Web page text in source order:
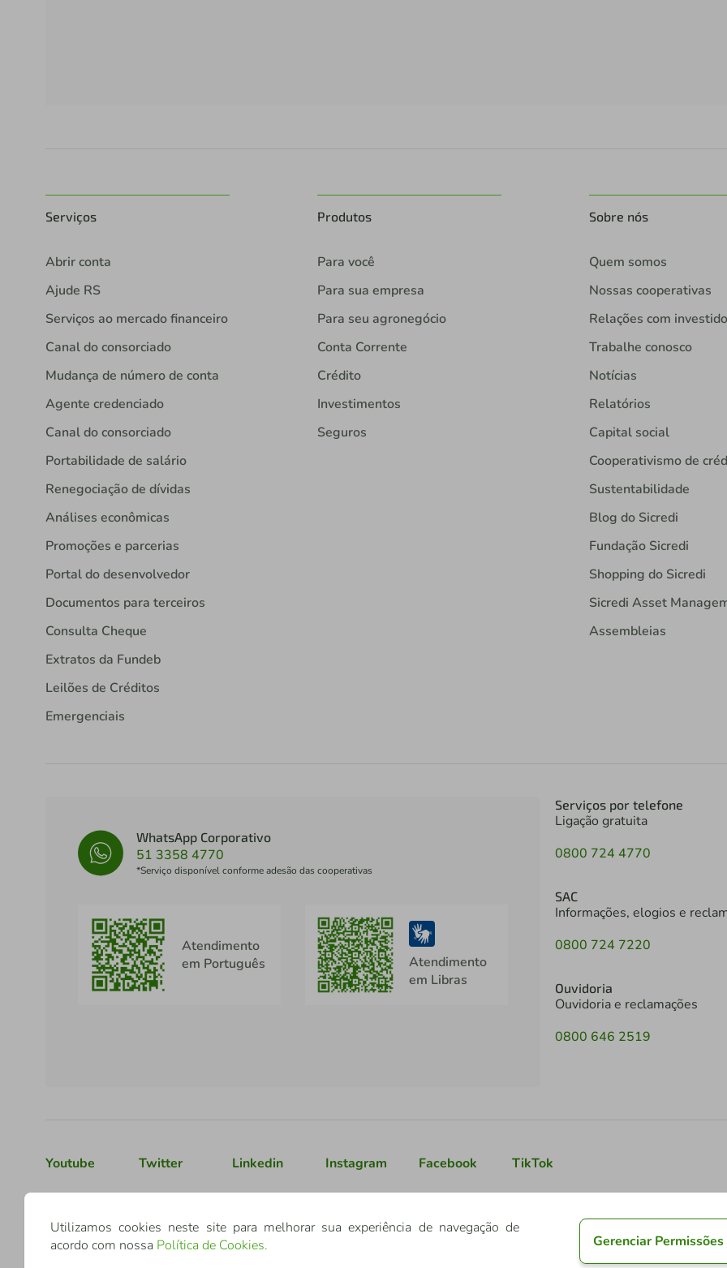
Serviços
Abrir conta
Ajude RS
Serviços ao mercado financeiro
Canal do consorciado
Mudança de número de conta
Agente credenciado
Canal do consorciado
Portabilidade de salário
Renegociação de dívidas
Análises econômicas
Promoções e parcerias
Portal do desenvolvedor
Documentos para terceiros
Consulta Cheque
Extratos da Fundeb
Leilões de Créditos
Emergenciais
Produtos
Para você
Para sua empresa
Para seu agronegócio
Conta Corrente
Crédito
Investimentos
Seguros
Sobre nós
Quem somos
Nossas cooperativas
Relações com
Trabalhe conosco
Notícias
Relatórios
Capital social
Cooperativismo de
Sustentabilidade
Blog do Sicredi
Fundação Sicredi
Shopping do Sicredi
Sicredi Asset
Assembleias
WhatsApp Corporativo
51 3358 4770
*Serviço disponível conforme adesão das cooperativas
Atendimento
em Português
Atendimento
em Libras
Serviços por telefone
Ligação gratuita
0800 724 4770
SAC
Informações, elogios e
0800 724 7220
Ouvidoria
Ouvidoria e reclamações
0800 646 2519
Youtube Twitter Linkedin Instagram Facebook TikTok
Confederação Sicredi
CNPJ: 03.795.072/0001-60
Utilizamos cookies neste site para melhorar sua experiência de navegação de
acordo com nossa Política de Cookies. Gerenciar